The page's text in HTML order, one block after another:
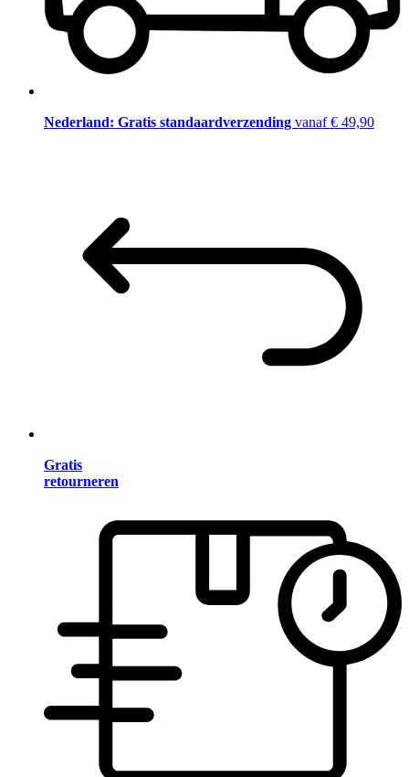
Nederland: Gratis standaardverzending vanaf € 49,90
Gratis
retourneren